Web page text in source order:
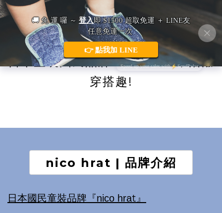
日本童裝國民品牌 nico hrat，活潑
穿搭趣!
nico hrat | 品牌介紹
日本國民童裝品牌『nico hrat 』